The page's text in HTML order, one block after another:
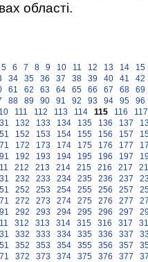
області.
5 6 7 8 9 10 11 12 13 14
15
34 35 36 37 38 39 40 41
42
61 62 63 64 65 66 67 68
69
88 89 90 91 92 93 94 95
96
111 112 113 114 115 116
117
132 133 134 135 136 137
152 153 154 155 156 157
172 173 174 175 176 177
192 193 194 195 196 197
212 213 214 215 216 217
232 233 234 235 236 237
252 253 254 255 256 257
272 273 274 275 276 277
292 293 294 295 296 297
312 313 314 315 316 317
332 333 334 335 336 337
352 353 354 355 356 357
372 373 374 375 376 377